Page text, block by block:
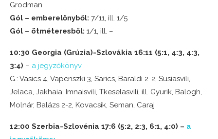
Grodman
Gól – emberelőnyből: 7/11, ill. 1/5
Gól – ötméteresből: 1/1, ill. –
10:30 Georgia (Grúzia)-Szlovákia 16:11 (5:1, 4:3, 4:3,
3:4) – a jegyzőkönyv
G.: Vasics 4, Vapenszki 3, Sarics, Baraldi 2-2, Susiasvili,
Jelaca, Jakhaia, Imnaisvili, Tkeselasvili, ill. Gyurik, Balogh,
Molnár, Balázs 2-2, Kovacsik, Seman, Caraj
12:00 Szerbia-Szlovénia 17:6 (5:2, 2:3, 6:1, 4:0) – a